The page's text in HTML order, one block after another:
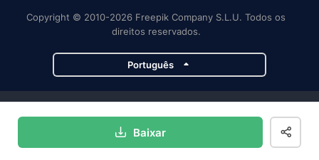
Baixar
Copyright © 2010-2026 Freepik Company S.L.U. Todos os
direitos reservados.
Português
Magnific Flaticon